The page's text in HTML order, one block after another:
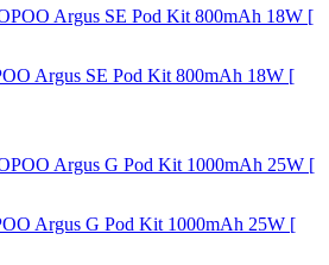
Argus SE Pod Kit 800mAh 18W [
Argus G Pod Kit 1000mAh 25W [